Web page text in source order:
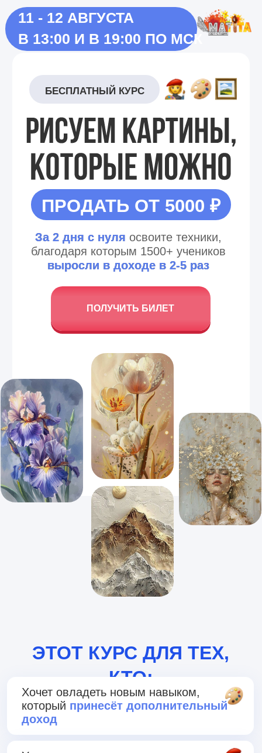
За 2 дня с нуляосвоите техники,
благодаря которым 1500+ учеников
выросли в доходе в 2-5 раз
ПОЛУЧИТЬ БИЛЕТ
БЕСПЛАТНЫЙ КУРС
В 13:00 И В 19:00 ПО МСК
11 - 12 АВГУСТА
ПРОДАТЬ ОТ 5000 ₽
ЭТОТ КУРС ДЛЯ ТЕХ,
КТО:
Хочет овладеть новым навыком,
принесёт дополнительный
Никогда не держал даже карандаш
в руках и хочет получить новое
только удовольствие, но и будет
любимой работой
2 дня. 2 техники. 2 готовые